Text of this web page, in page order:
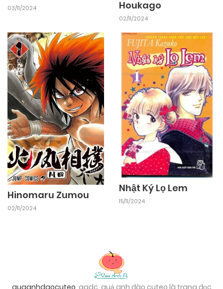
03/11/2024
Houkago
02/11/2024
Hinomaru Zumou
02/11/2024
Nhật Ký Lọ Lem
15/11/2024
quaanhdaocuteo , qadc, quả anh đào cuteo là trang đọc